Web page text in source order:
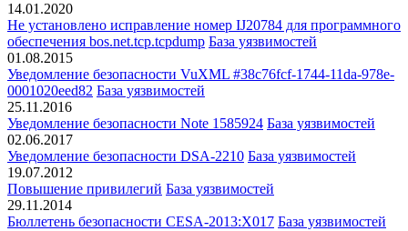
14.01.2020
Не установлено исправление номер IJ20784 для программного
обеспечения bos.net.tcp.tcpdump База уязвимостей
01.08.2015
Уведомление безопасности VuXML #38c76fcf-1744-11da-978e-
0001020eed82 База уязвимостей
25.11.2016
Уведомление безопасности Note 1585924 База уязвимостей
02.06.2017
Уведомление безопасности DSA-2210 База уязвимостей
19.07.2012
Повышение привилегий База уязвимостей
29.11.2014
Бюллетень безопасности CESA-2013:X017 База уязвимостей